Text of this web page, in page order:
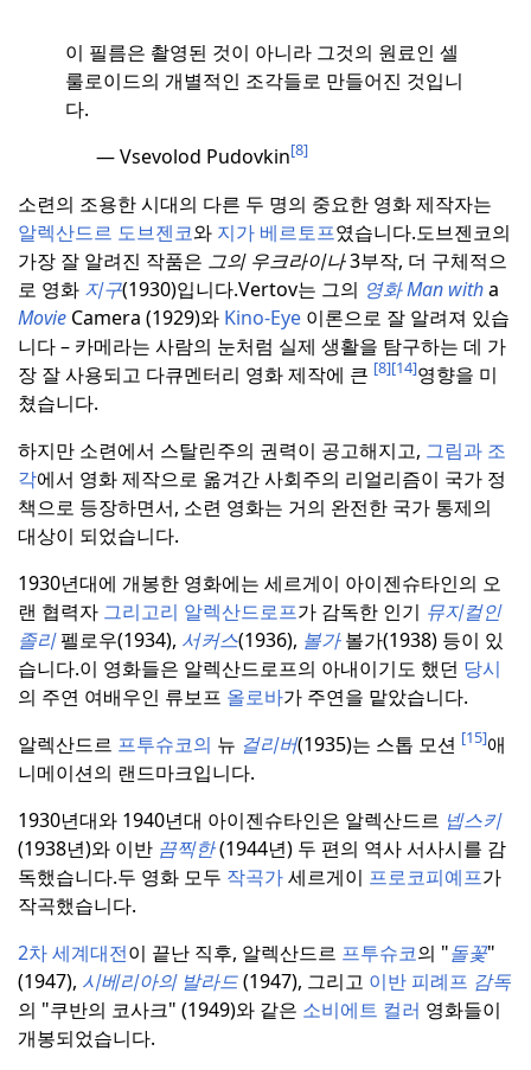
이 필름은 촬영된 것이 아니라 그것의 원료인 셀
룰로이드의 개별적인 조각들로 만들어진 것입니
다.
—Vsevolod Pudovkin[8]
소련의 조용한 시대의 다른 두 명의 중요한 영화 제작자는
알렉산드르 도브젠코와 지가 베르토프였습니다.도브젠코의
가장 잘 알려진 작품은 그의 우크라이나3부작, 더 구체적으
로 영화 지구(1930)입니다.Vertov는 그의 영화 Man witha
Movie Camera (1929)와 Kino-Eye 이론으로 잘 알려져 있습
니다 – 카메라는 사람의 눈처럼 실제 생활을 탐구하는 데 가
장 잘 사용되고 다큐멘터리 영화 제작에 큰 [8][14]영향을 미
쳤습니다.
하지만 소련에서 스탈린주의 권력이 공고해지고, 그림과 조
각에서 영화 제작으로 옮겨간 사회주의 리얼리즘이 국가 정
책으로 등장하면서, 소련 영화는 거의 완전한 국가 통제의
대상이 되었습니다.
1930년대에 개봉한 영화에는 세르게이 아이젠슈타인의 오
랜 협력자 그리고리 알렉산드로프가 감독한 인기 뮤지컬인
졸리펠로우(1934), 서커스(1936), 볼가볼가(1938) 등이 있
습니다.이 영화들은 알렉산드로프의 아내이기도 했던 당시
의 주연 여배우인 류보프 올로바가 주연을 맡았습니다.
알렉산드르 프투슈코의 뉴 걸리버(1935)는 스톱 모션 [15]애
니메이션의 랜드마크입니다.
1930년대와 1940년대 아이젠슈타인은 알렉산드르 넵스키
(1938년)와 이반 끔찍한(1944년) 두 편의 역사 서사시를 감
독했습니다.두 영화 모두 작곡가세르게이 프로코피예프가
작곡했습니다.
2차 세계대전이 끝난 직후, 알렉산드르 프투슈코의 "돌꽃"
(1947), 시베리아의 발라드(1947), 그리고 이반 피례프 감독
의 "쿠반의 코사크" (1949)와 같은 소비에트 컬러 영화들이
개봉되었습니다.